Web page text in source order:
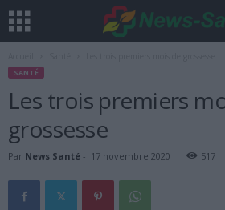
SANTÉ
Les trois premiers
grossesse
Par News Santé - 17 novembre 2020 517